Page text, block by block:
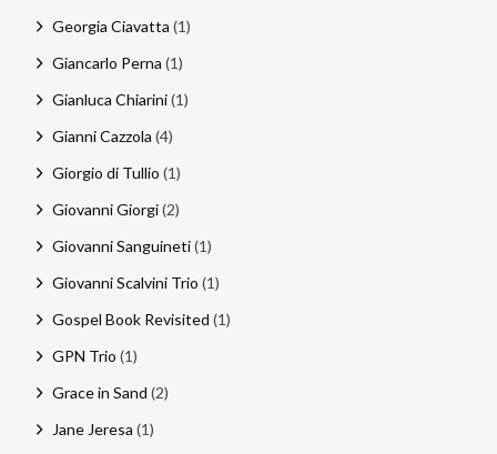
Georgia Ciavatta (1)
Giancarlo Perna (1)
Gianluca Chiarini(1)
Gianni Cazzola (4)
Giorgio di Tullio (1)
Giovanni Giorgi(2)
Giovanni Sanguineti(1)
Giovanni Scalvini Trio (1)
Gospel Book Revisited (1)
GPN Trio (1)
Grace in Sand (2)
Jane Jeresa (1)